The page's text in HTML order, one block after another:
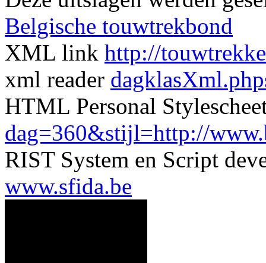
Belgische touwtrekbond
XML link http://
xml reader
HTML Personal
dag=360&stijl=http://
RIST System en Script
www.sfida.be